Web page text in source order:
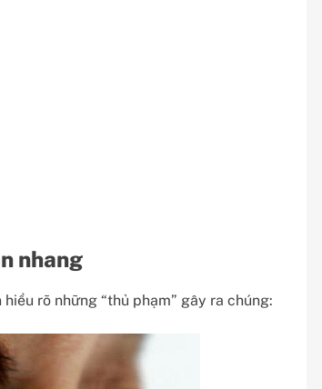
nhang
rõ những “thủ phạm” gây ra chúng: